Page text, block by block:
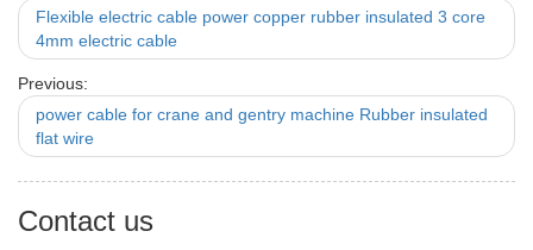
Flexible electric cable power copper rubber insulated 3 core
4mm electric cable
Previous:
power cable for crane and gentry machine Rubber insulated
flat wire
Contact us